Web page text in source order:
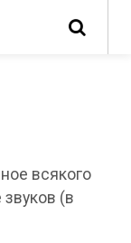
всякого
(в